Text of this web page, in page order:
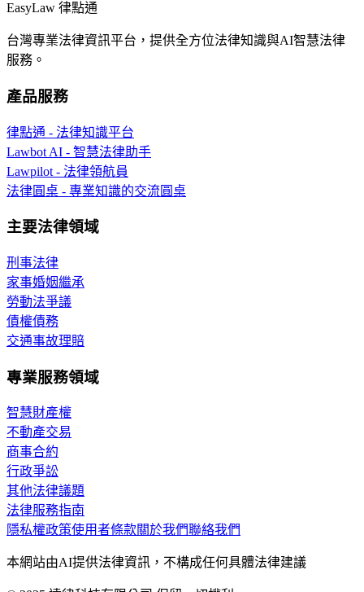
EasyLaw 律點通
台灣專業法律資訊平台，提供全方位法律知識與AI智慧法律
服務。
產品服務
律點通 - 法律知識平台
Lawbot AI - 智慧法律助手
Lawpilot - 法律領航員
法律圓桌 - 專業知識的交流圓桌
主要法律領域
刑事法律
家事婚姻繼承
勞動法爭議
債權債務
交通事故理賠
專業服務領域
智慧財產權
不動產交易
商事合約
行政爭訟
其他法律議題
法律服務指南
隱私權政策使用者條款關於我們聯絡我們
本網站由AI提供法律資訊，不構成任何具體法律建議